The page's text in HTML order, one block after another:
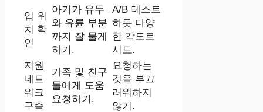
입 위
치 확
인
아기가 유두
와 유륜 부분
까지 잘 물게
하기.
A/B 테스트
하듯 다양
한 각도로
시도.
지원
네트
워크
구축
가족 및 친구
들에게 도움
요청하기.
요청하는
것을 부끄
러워하지
않기.